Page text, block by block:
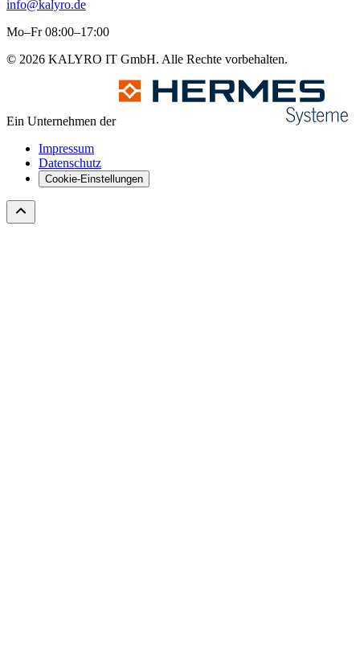
info@kalyro.de
Mo–Fr 08:00–17:00
© 2026 KALYRO IT GmbH. Alle Rechte vorbehalten.
Ein Unternehmen der
Impressum
Datenschutz
Cookie-Einstellungen